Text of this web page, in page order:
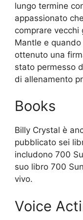
lungo termine
appassionato
comprare
Mantle e
ottenuto una
stato permesso
di allenamento
Books
Billy Crystal è
pubblicato sei
includono 700
suo libro 700
vivo.
Voice